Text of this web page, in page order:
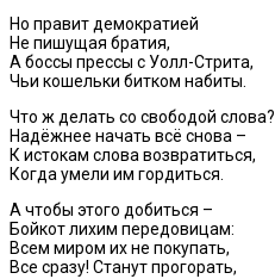
Но правит демократией
Не пишущая братия,
А боссы прессы с Уолл-Стрита,
Чьи кошельки битком набиты.
Что ж делать со свободой слова?
Надёжнее начать всё снова –
К истокам слова возвратиться,
Когда умели им гордиться.
А чтобы этого добиться –
Бойкот лихим передовицам:
Всем миром их не покупать,
Все сразу! Станут прогорать,